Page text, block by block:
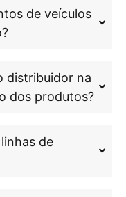
de veículos
distribuidor na
dos produtos?
de